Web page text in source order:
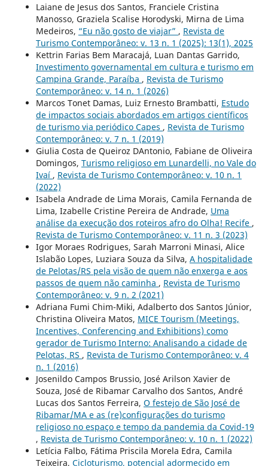
Laiane de Jesus dos Santos, Franciele Cristina
Manosso, Graziela Scalise Horodyski, Mirna de Lima
Medeiros, “Eu não gosto de viajar” , Revista de
Turismo Contemporâneo: v. 13 n. 1 (2025): 13(1), 2025
Kettrin Farias Bem Maracajá, Luan Dantas Garrido,
Investimento governamental em cultura e turismo em
Campina Grande, Paraíba , Revista de Turismo
Contemporâneo: v. 14 n. 1 (2026)
Marcos Tonet Damas, Luiz Ernesto Brambatti, Estudo
de impactos sociais abordados em artigos científicos
de turismo via periódico Capes , Revista de Turismo
Contemporâneo: v. 7 n. 1 (2019)
Giulia Costa de Queiroz DAntonio, Fabiane de Oliveira
Domingos, Turismo religioso em Lunardelli, no Vale do
Ivaí , Revista de Turismo Contemporâneo: v. 10 n. 1
(2022)
Isabela Andrade de Lima Morais, Camila Fernanda de
Lima, Izabelle Cristine Pereira de Andrade, Uma
análise da execução dos roteiros afro do Olha! Recife ,
Revista de Turismo Contemporâneo: v. 11 n. 3 (2023)
Igor Moraes Rodrigues, Sarah Marroni Minasi, Alice
Islabão Lopes, Luziara Souza da Silva, A hospitalidade
de Pelotas/RS pela visão de quem não enxerga e aos
passos de quem não caminha , Revista de Turismo
Contemporâneo: v. 9 n. 2 (2021)
Adriana Fumi Chim-Miki, Adalberto dos Santos Júnior,
Christina Oliveira Matos, MICE Tourism (Meetings,
Incentives, Conferencing and Exhibitions) como
gerador de Turismo Interno: Analisando a cidade de
Pelotas, RS , Revista de Turismo Contemporâneo: v. 4
n. 1 (2016)
Josenildo Campos Brussio, José Arilson Xavier de
Souza, José de Ribamar Carvalho dos Santos, André
Lucas dos Santos Ferreira, O festejo de São José de
Ribamar/MA e as (re)configurações do turismo
religioso no espaço e tempo da pandemia da Covid-19
, Revista de Turismo Contemporâneo: v. 10 n. 1 (2022)
Letícia Falbo, Fátima Priscila Morela Edra, Camila
Teixeira, Cicloturismo, potencial adormecido em